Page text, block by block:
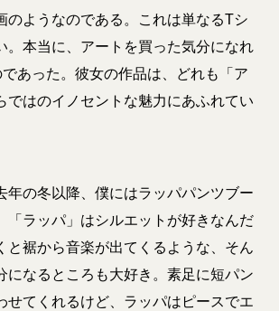
のようなのである。これは単なるTシ
。本当に、アートを買った気分になれ
あった。彼女の作品は、どれも「ア
ではのイノセントな魅力にあふれてい
年の冬以降、僕にはラッパパンツブー
「ラッパ」はシルエットが好きなんだ
と裾から音楽が出てくるような、そん
になるところも大好き。素足に短パン
せてくれるけど、ラッパはピースでエ